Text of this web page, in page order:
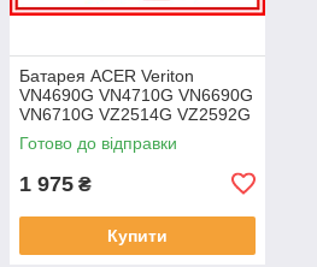
Батарея ACER Veriton
VN4690G VN4710G VN6690G
VN6710G VZ2514G VZ2592G
VZ2594G 11.25V 4471mAh
ОРИГІНАЛ
Готово до відправки
1 975 ₴
Купити